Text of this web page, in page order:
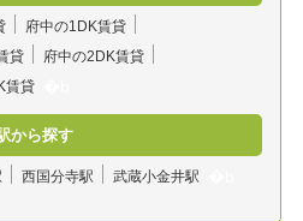
府中の1DK賃貸
貸
府中の2DK賃貸
賃貸
から探す
西国分寺駅 武蔵小金井駅